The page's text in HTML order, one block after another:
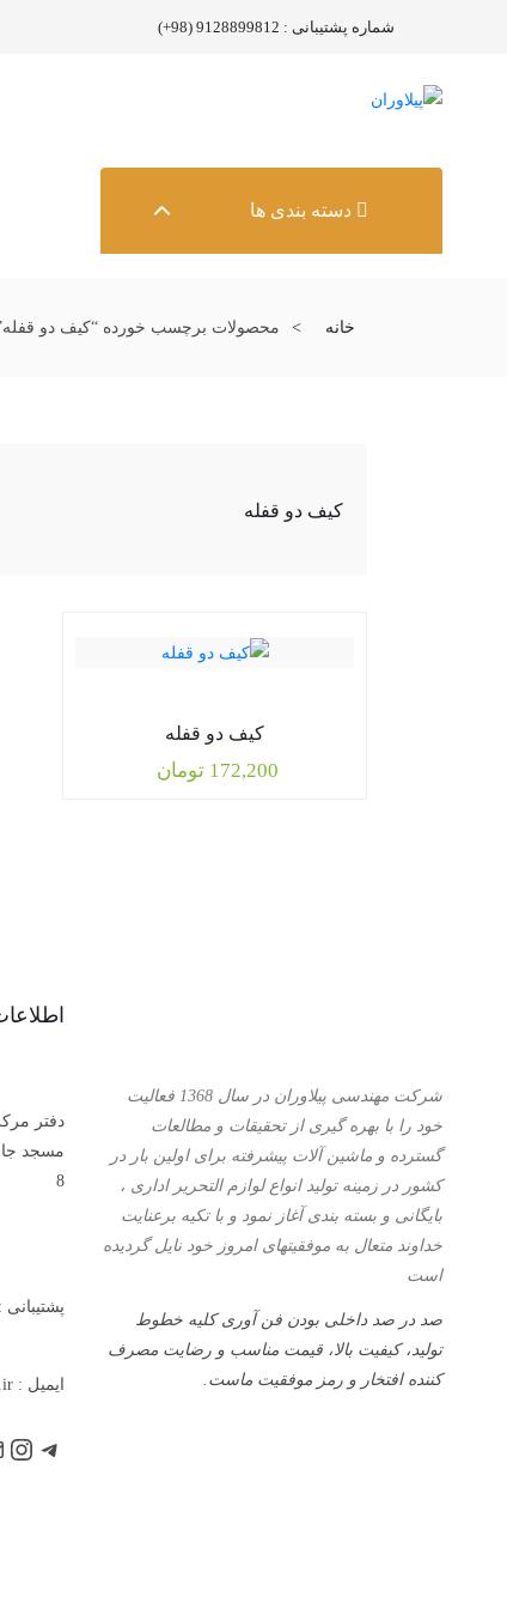
شماره پشتیبانی : 9128899812 (98+)
دسته بندی ها
خانه محصولات برچسب خورده “کیف دو
کیف دو قفله
کیف دو قفله
172,200 تومان
شرکت مهندسی پیلاوران در سال 1368 فعالیت
خود را با بهره گیری از تحقیقات و مطالعات
گسترده و ماشین آلات پیشرفته برای اولین بار در
کشور در زمینه تولید انواع لوازم التحریر اداری ،
بایگانی و بسته بندی آغاز نمود و با تكیه برعنایت
خداوند متعال به موفقیتهای امروز خود نایل گردیده
است
صد در صد داخلی بودن فن آوری کلیه خطوط
تولید، کیفیت بالا، قیمت مناسب و رضایت مصرف
کننده افتخار و رمز موفقیت ماست.
دفتر
مسجد
8
پشتیبانی :
ایمیل : info@pilavaranir